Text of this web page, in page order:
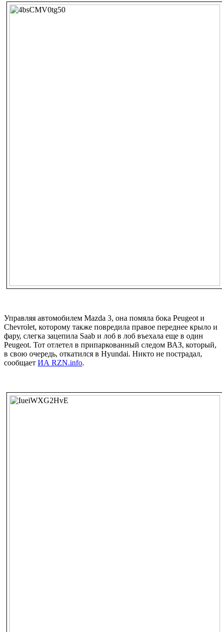
Управляя автомобилем Mazda 3, она помяла бока Peugeot и
Chevrolet, которому также повредила правое переднее крыло и
фару, слегка зацепила Saab и лоб в лоб въехала еще в один
Peugeot. Тот отлетел в припаркованный следом ВАЗ, который,
в свою очередь, откатился в Hyundai. Никто не пострадал,
сообщает ИА RZN.info.